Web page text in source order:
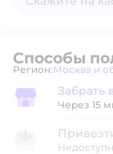
Способы
Регион:Москва и
Забрать в
Забрать
Через 15